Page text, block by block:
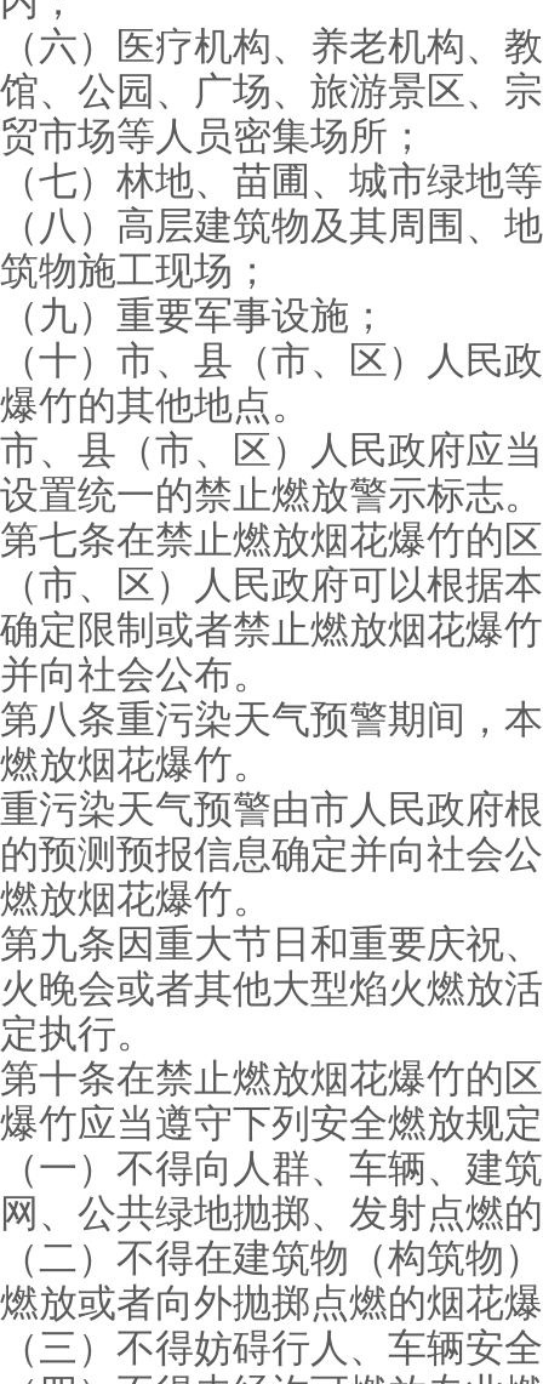
（六）医疗机构、养老机构、
馆、公园、广场、旅游景区、
贸市场等人员密集场所；
（七）林地、苗圃、城市绿地
（八）高层建筑物及其周围、
筑物施工现场；
（九）重要军事设施；
（十）市、县（市、区）人民
爆竹的其他地点。
市、县（市、区）人民政府应
设置统一的禁止燃放警示标志。
第七条在禁止燃放烟花爆竹的
（市、区）人民政府可以根据
确定限制或者禁止燃放烟花爆
并向社会公布。
第八条重污染天气预警期间，
燃放烟花爆竹。
重污染天气预警由市人民政府
的预测预报信息确定并向社会
燃放烟花爆竹。
第九条因重大节日和重要庆祝
火晚会或者其他大型焰火燃放
定执行。
第十条在禁止燃放烟花爆竹的
爆竹应当遵守下列安全燃放规
（一）不得向人群、车辆、建
网、公共绿地抛掷、发射点燃
（二）不得在建筑物（构筑物
燃放或者向外抛掷点燃的烟花
（三）不得妨碍行人、车辆安